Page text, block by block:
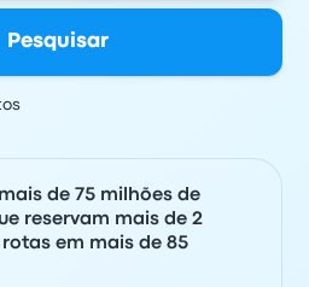
Pesquisar
de 75 milhões de
reservam mais de 2
em mais de 85